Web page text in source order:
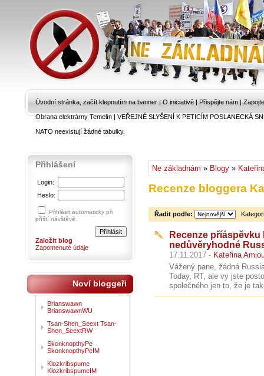
Úvodní stránka, začít klepnutím na banner | O iniciativě | Přispějte nám |
Obrana elektrárny Temelín|VEŘEJNÉ SLYŠENÍ K PETICÍM POSLANECKÁ
NATO neexistují žádné tabulky.
Ne základnám » Blogy »
Recenze bloggera
Řadit podle:
Recenze
nedůvěryhodné
17.11.2017 - Kateřina
Vážený pane, žádná
Today, RT, ale vy jste
společného jen to, že je
Přihlášení
Login:
Heslo:
Přihlásit automaticky při
příští návštěvě.
Založit blog
Zapomenuté údaje
Noví bloggeři
Brianswawn
BrianswawnWU
Tsan-Shen_Seext Tsan-
Shen_SeextRW
SkonknopthyPe
SkonknopthyPeIM
Klozkribspume
KlozkribspumeIM